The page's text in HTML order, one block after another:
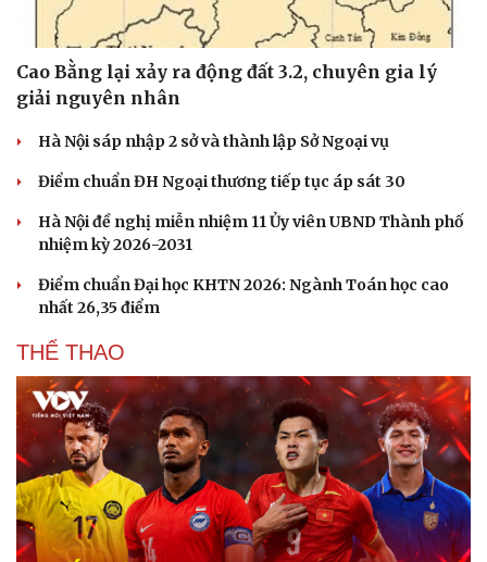
Cao Bằng lại xảy ra động đất 3.2, chuyên gia lý
giải nguyên nhân
Hà Nội sáp nhập 2 sở và thành lập Sở Ngoại vụ
Điểm chuẩn ĐH Ngoại thương tiếp tục áp sát 30
Hà Nội đề nghị miễn nhiệm 11 Ủy viên UBND Thành phố
nhiệm kỳ 2026-2031
Điểm chuẩn Đại học KHTN 2026: Ngành Toán học cao
nhất 26,35 điểm
THỂ THAO